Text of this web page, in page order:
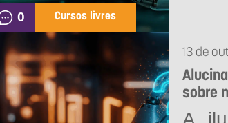
0 Cursos livres
13 de
sobre